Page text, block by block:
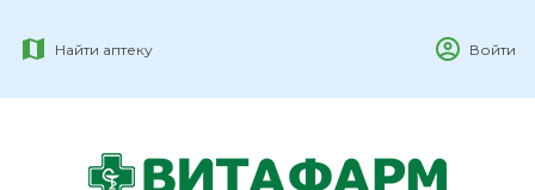
Найти аптеку Войти